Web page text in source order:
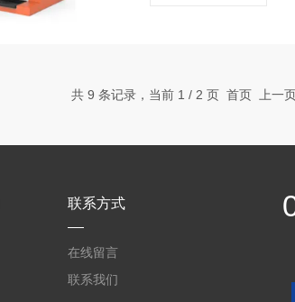
共 9 条记录，当前 1 / 2 页 首页 上一
联系方式
在线留言
联系我们